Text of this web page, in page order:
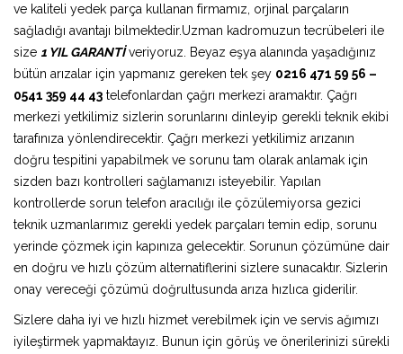
ve kaliteli yedek parça kullanan firmamız, orjinal parçaların
sağladığı avantajı bilmektedir.Uzman kadromuzun tecrübeleri ile
size 1 YIL GARANTİveriyoruz. Beyaz eşya alanında yaşadığınız
bütün arızalar için yapmanız gereken tek şey 0216 471 59 56 –
0541 359 44 43 telefonlardan çağrı merkezi aramaktır. Çağrı
merkezi yetkilimiz sizlerin sorunlarını dinleyip gerekli teknik ekibi
tarafınıza yönlendirecektir. Çağrı merkezi yetkilimiz arızanın
doğru tespitini yapabilmek ve sorunu tam olarak anlamak için
sizden bazı kontrolleri sağlamanızı isteyebilir. Yapılan
kontrollerde sorun telefon aracılığı ile çözülemiyorsa gezici
teknik uzmanlarımız gerekli yedek parçaları temin edip, sorunu
yerinde çözmek için kapınıza gelecektir. Sorunun çözümüne dair
en doğru ve hızlı çözüm alternatiflerini sizlere sunacaktır. Sizlerin
onay vereceği çözümü doğrultusunda arıza hızlıca giderilir.
Sizlere daha iyi ve hızlı hizmet verebilmek için ve servis ağımızı
iyileştirmek yapmaktayız. Bunun için görüş ve önerilerinizi sürekli